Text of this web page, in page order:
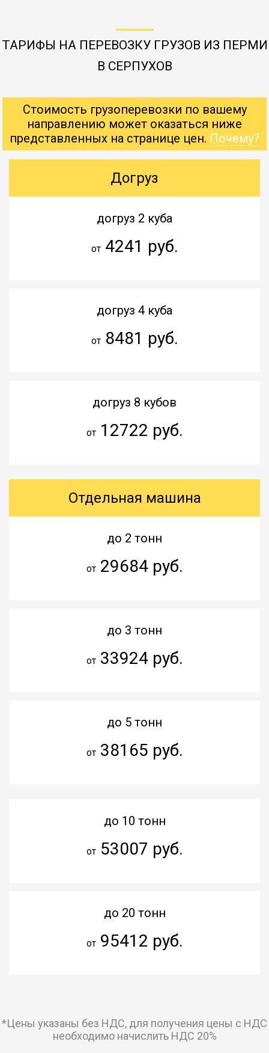
ТАРИФЫ НА ПЕРЕВОЗКУ ГРУЗОВ ИЗ ПЕРМИ
В СЕРПУХОВ
Стоимость грузоперевозки по вашему
направлению может оказаться ниже
представленных на странице цен. Почему?
Догруз
догруз 2 куба
от4241 руб.
догруз 4 куба
от8481 руб.
догруз 8 кубов
от12722 руб.
Отдельная машина
до 2 тонн
от29684 руб.
до 3 тонн
от33924 руб.
до 5 тонн
от38165 руб.
до 10 тонн
от53007 руб.
до 20 тонн
от95412 руб.
*Цены указаны без НДС, для получения цены с НДС
необходимо начислить НДС 20%